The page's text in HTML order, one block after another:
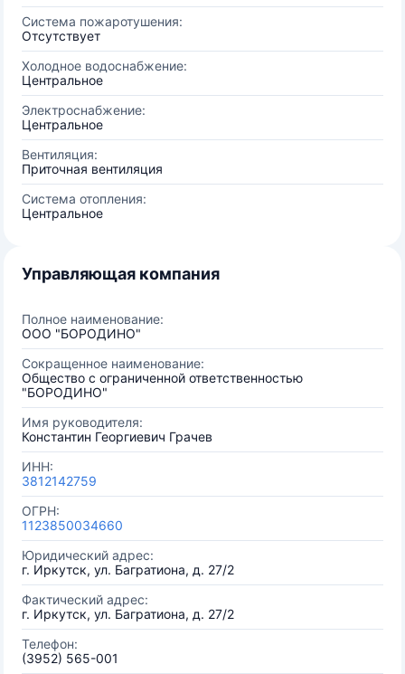
Система пожаротушения:
Отсутствует
Холодное водоснабжение:
Центральное
Электроснабжение:
Центральное
Вентиляция:
Приточная вентиляция
Система отопления:
Центральное
Управляющая компания
Полное наименование:
ООО "БОРОДИНО"
Сокращенное наименование:
Общество с ограниченной ответственностью
"БОРОДИНО"
Имя руководителя:
Константин Георгиевич Грачев
ИНН:
3812142759
ОГРН:
1123850034660
Юридический адрес:
г. Иркутск, ул. Багратиона, д. 27/2
Фактический адрес:
г. Иркутск, ул. Багратиона, д. 27/2
Телефон:
(3952) 565-001